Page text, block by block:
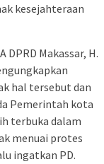
kesejahteraan
Makassar, H.
hal tersebut dan
Pemerintah kota
terbuka dalam
menuai protes
ingatkan PD.